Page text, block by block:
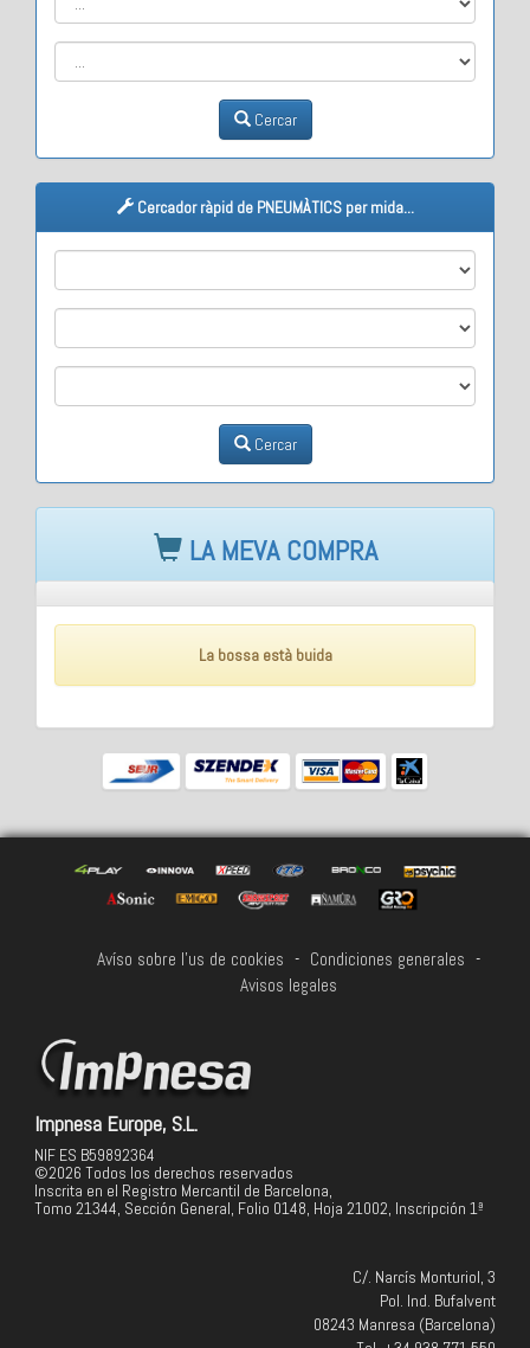
Cercar
Cercador ràpid de PNEUMÀTICS per mida...
Cercar
LA MEVA COMPRA
La bossa està buida
Avíso sobre l'us de cookies - Condiciones generales -
Avisos legales
Impnesa Europe, S.L.
NIF ES B59892364
©2026 Todos los derechos reservados
Inscrita en el Registro Mercantil de Barcelona,
Tomo 21344, Sección General, Folio 0148, Hoja 21002, Inscripción 1ª
C/. Narcís Monturiol, 3
Pol. Ind. Bufalvent
08243 Manresa (Barcelona)